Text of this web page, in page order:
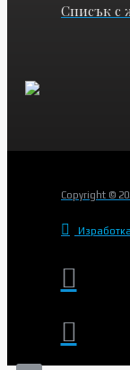
Списък с
Copyright ©